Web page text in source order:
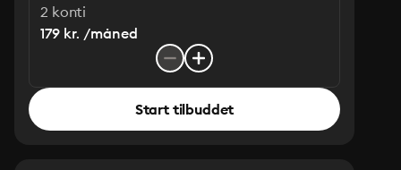
2 konti
179 kr. /måned
Start tilbuddet